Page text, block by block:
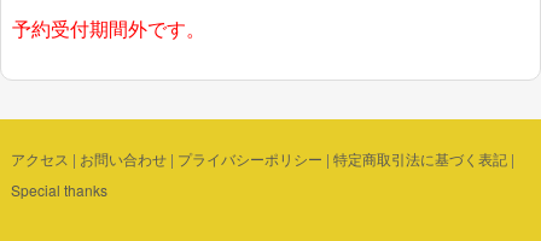
予約受付期間外です。
アクセス | お問い合わせ| プライバシーポリシー | 特定商取引法に基づく表記|
Special thanks